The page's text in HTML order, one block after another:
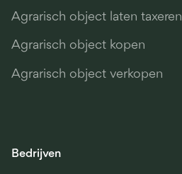
Agrarisch object laten taxeren
Agrarisch object kopen
Agrarisch object verkopen
Bedrijven